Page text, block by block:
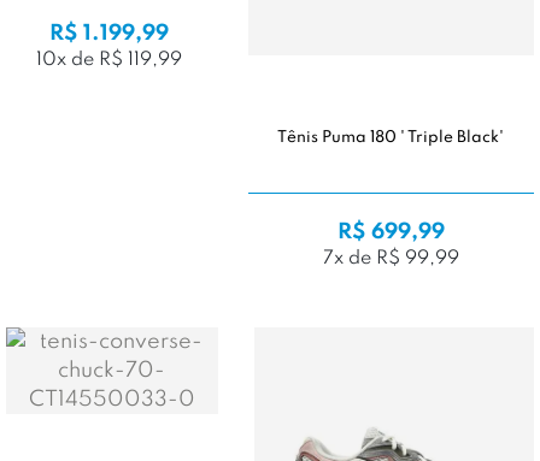
R$ 1.199,99
10x de R$ 119,99
Tênis Puma 180 ' Triple Black'
R$ 699,99
7x de R$ 99,99